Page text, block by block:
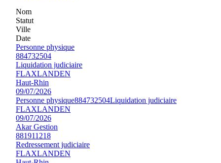
Nom
Statut
Ville
Date
Personne physique
884732504
Liquidation judiciaire
FLAXLANDEN
Haut-Rhin
09/07/2026
Personne physique884732504Liquidation judiciaire
FLAXLANDEN
09/07/2026
Akar Gestion
881911218
Redressement judiciaire
FLAXLANDEN